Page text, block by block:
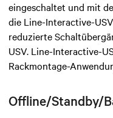
eingeschaltet und mit
die Line-Interactive-USV
reduzierte
USV. Line-Interactive-
Rackmontage-
Offline/Standby/